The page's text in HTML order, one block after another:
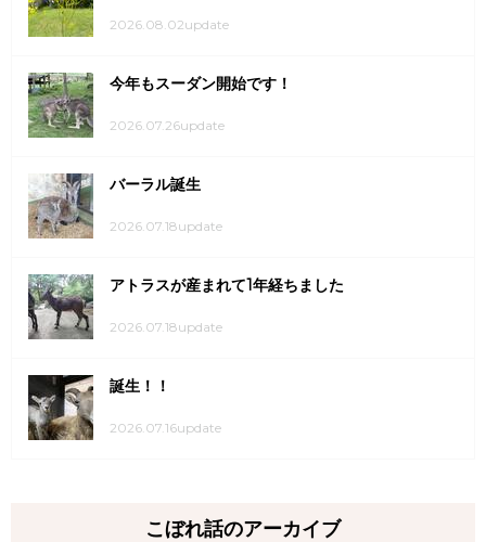
2026.08.02update
今年もスーダン開始です！
2026.07.26update
バーラル誕生
2026.07.18update
アトラスが産まれて1年経ちました
2026.07.18update
誕生！！
2026.07.16update
こぼれ話のアーカイブ